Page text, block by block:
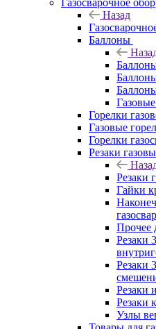
Газосварочное
Назад
Баллоны
Горелки
Газовые
Горелки
Резаки
Резаки
Гайки
Прочее
Резаки
Резаки
Резаки
Резаки
Узлы